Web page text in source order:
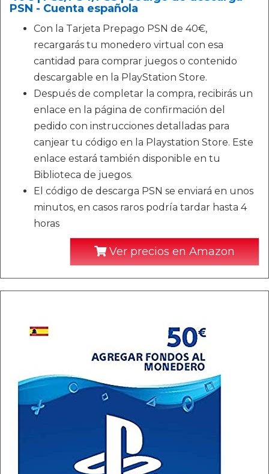
PSN - Cuenta española
Con la Tarjeta Prepago PSN de 40€,
recargarás tu monedero virtual con esa
cantidad para comprar juegos o contenido
descargable en la PlayStation Store.
Después de completar la compra, recibirás un
enlace en la página de confirmación del
pedido con instrucciones detalladas para
canjear tu código en la Playstation Store. Este
enlace estará también disponible en tu
Biblioteca de juegos.
El código de descarga PSN se enviará en unos
minutos, en casos raros podría tardar hasta 4
horas
Ver precios en Amazon